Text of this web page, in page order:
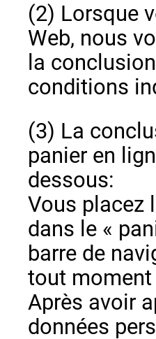
(2) Lorsque
Web, nous
la
conditions
(3) La
panier en
dessous:
Vous placez
dans le «
barre de
tout
Après avoir
données